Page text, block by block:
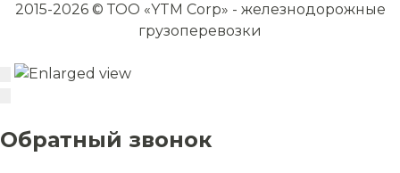
2015-2026 © ТОО «YTM Corp» - железнодорожные
грузоперевозки
Обратный звонок